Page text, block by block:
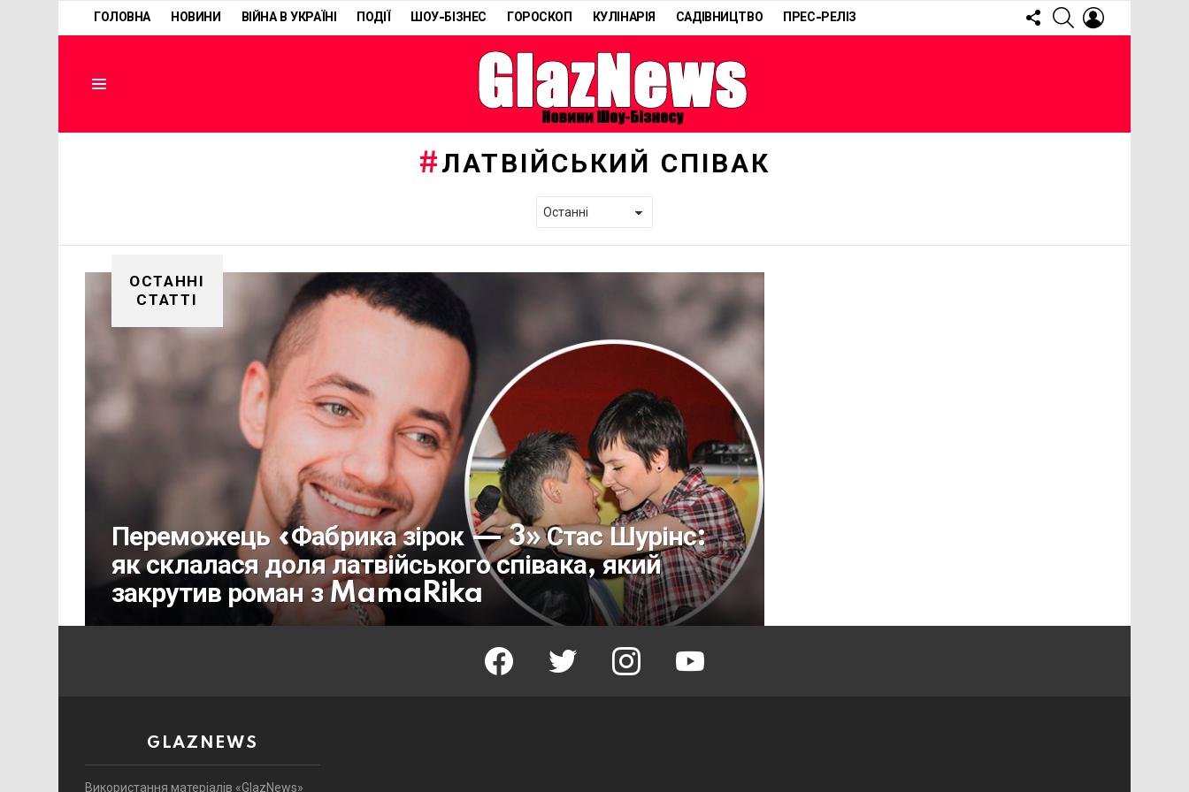
ГОЛОВНА НОВИНИ ВІЙНА В УКРАЇНІ ПОДІЇ ШОУ-БІЗНЕС ГОРОСКОП КУЛІНАРІЯ САДІВНИЦТВО ПРЕС-РЕЛІЗ
FOLLOW
US
SEARCH
ЛАТВІЙСЬКИЙ СПІВАК
ОСТАННІ
СТАТТІ
Переможець «Фабрика зірок — 3» Стас Шурінс:
як склалася доля латвійського співака, який
закрутив роман з MamaRika
facebook twitter instagram youtube
GLAZNEWS
Використання матеріалів «GlazNews»